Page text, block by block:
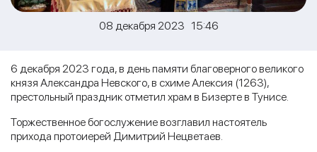
08 декабря 2023 15:46
6 декабря 2023 года, в день памяти благоверного великого
князя Александра Невского, в схиме Алексия (1263),
престольный праздник отметил храм в Бизерте в Тунисе.
Торжественное богослужение возглавил настоятель
прихода протоиерей Димитрий Нецветаев.